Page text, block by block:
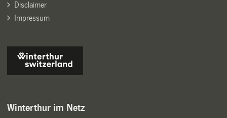
Disclaimer
Impressum
Winterthur im Netz